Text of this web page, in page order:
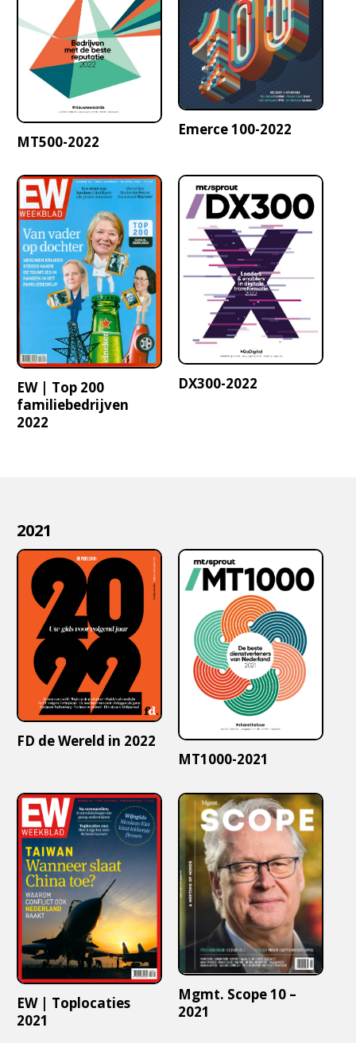
MT500-2022
Emerce 100-2022
EW | Top 200
familiebedrijven
2022
DX300-2022
2021
FD de Wereld in 2022
MT1000-2021
EW | Toplocaties
2021
Mgmt. Scope 10 –
2021